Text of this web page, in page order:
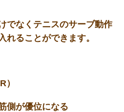
でなくテニスのサーブ動作
れることができます。
側が優位になる